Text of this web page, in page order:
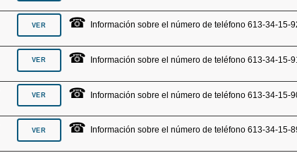
☎ Información sobre el número de teléfono 613-34-15-
☎ Información sobre el número de teléfono 613-34-15-
☎ Información sobre el número de teléfono 613-34-15-
☎ Información sobre el número de teléfono 613-34-15-